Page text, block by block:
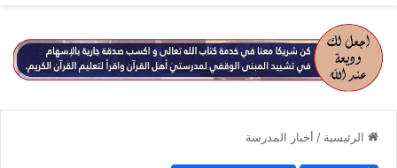
الرئيسية / أخبار المدرسة